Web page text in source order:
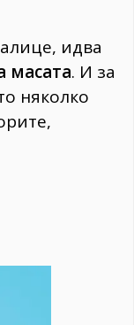
идва
масата. И за
няколко